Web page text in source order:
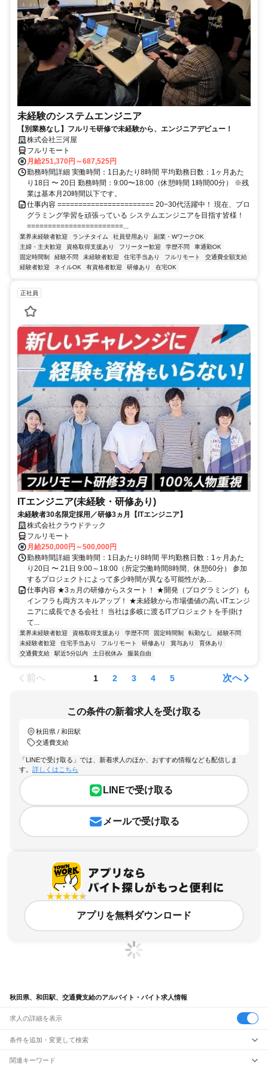
未経験のシステムエンジニア
【別業務なし】フルリモ研修で未経験から、エンジニアデビュー！
株式会社三河屋
フルリモート
月給251,370円～687,525円
勤務時間詳細 実働時間：1日あたり8時間 平均勤務日数：1ヶ月あた
り18日 〜 20日 勤務時間：9:00〜18:00（休憩時間 1時間00分） ※残
業は基本月20時間以下です。
仕事内容 ======================= 20−30代活躍中！ 現在、プロ
グラミング学習を頑張っている システムエンジニアを目指す皆様！
=======================...
業界未経験者歓迎 ランチタイム 社員登用あり
副業・WワークOK
主婦・主夫歓迎
資格取得支援あり フリーター歓迎 学歴不問
車通勤OK
固定時間制
経験不問 未経験者歓迎 住宅手当あり フルリモート
交通費全額支給
経験者歓迎
ネイルOK 有資格者歓迎 研修あり 在宅OK
正社員
ITエンジニア(未経験・研修あり)
未経験者30名限定採用／研修3ヵ月【ITエンジニア】
株式会社クラウドテック
フルリモート
月給250,000円～500,000円
勤務時間詳細 実働時間：1日あたり8時間 平均勤務日数：1ヶ月あた
り20日 〜 21日 9:00～18:00（所定労働時間8時間、休憩60分） 参加
するプロジェクトによって多少時間が異なる可能性があ...
仕事内容 ★3ヵ月の研修からスタート！ ★開発（プログラミング）も
インフラも両方スキルアップ！ ★未経験から市場価値の高いITエンジ
ニアに成長できる会社！ 当社は多岐に渡るITプロジェクトを手掛け
て...
業界未経験者歓迎 資格取得支援あり 学歴不問 固定時間制 転勤なし
経験不問
未経験者歓迎
住宅手当あり フルリモート 研修あり 賞与あり
育休あり
交通費支給
駅近5分以内 土日祝休み 服装自由
前へ 1 2 3 4 5 次へ
この条件の新着求人を受け取る
秋田県 / 和田駅
交通費支給
「LINEで受け取る」では、新着求人のほか、おすすめ情報なども配信しま
す。 詳しくはこちら
LINEで受け取る
メールで受け取る
アプリを無料ダウンロード
秋田県、和田駅、交通費支給のアルバイト・バイト求人情報
求人の詳細を表示
条件を追加・変更して検索
市区町村を追加・変更
関連キーワード